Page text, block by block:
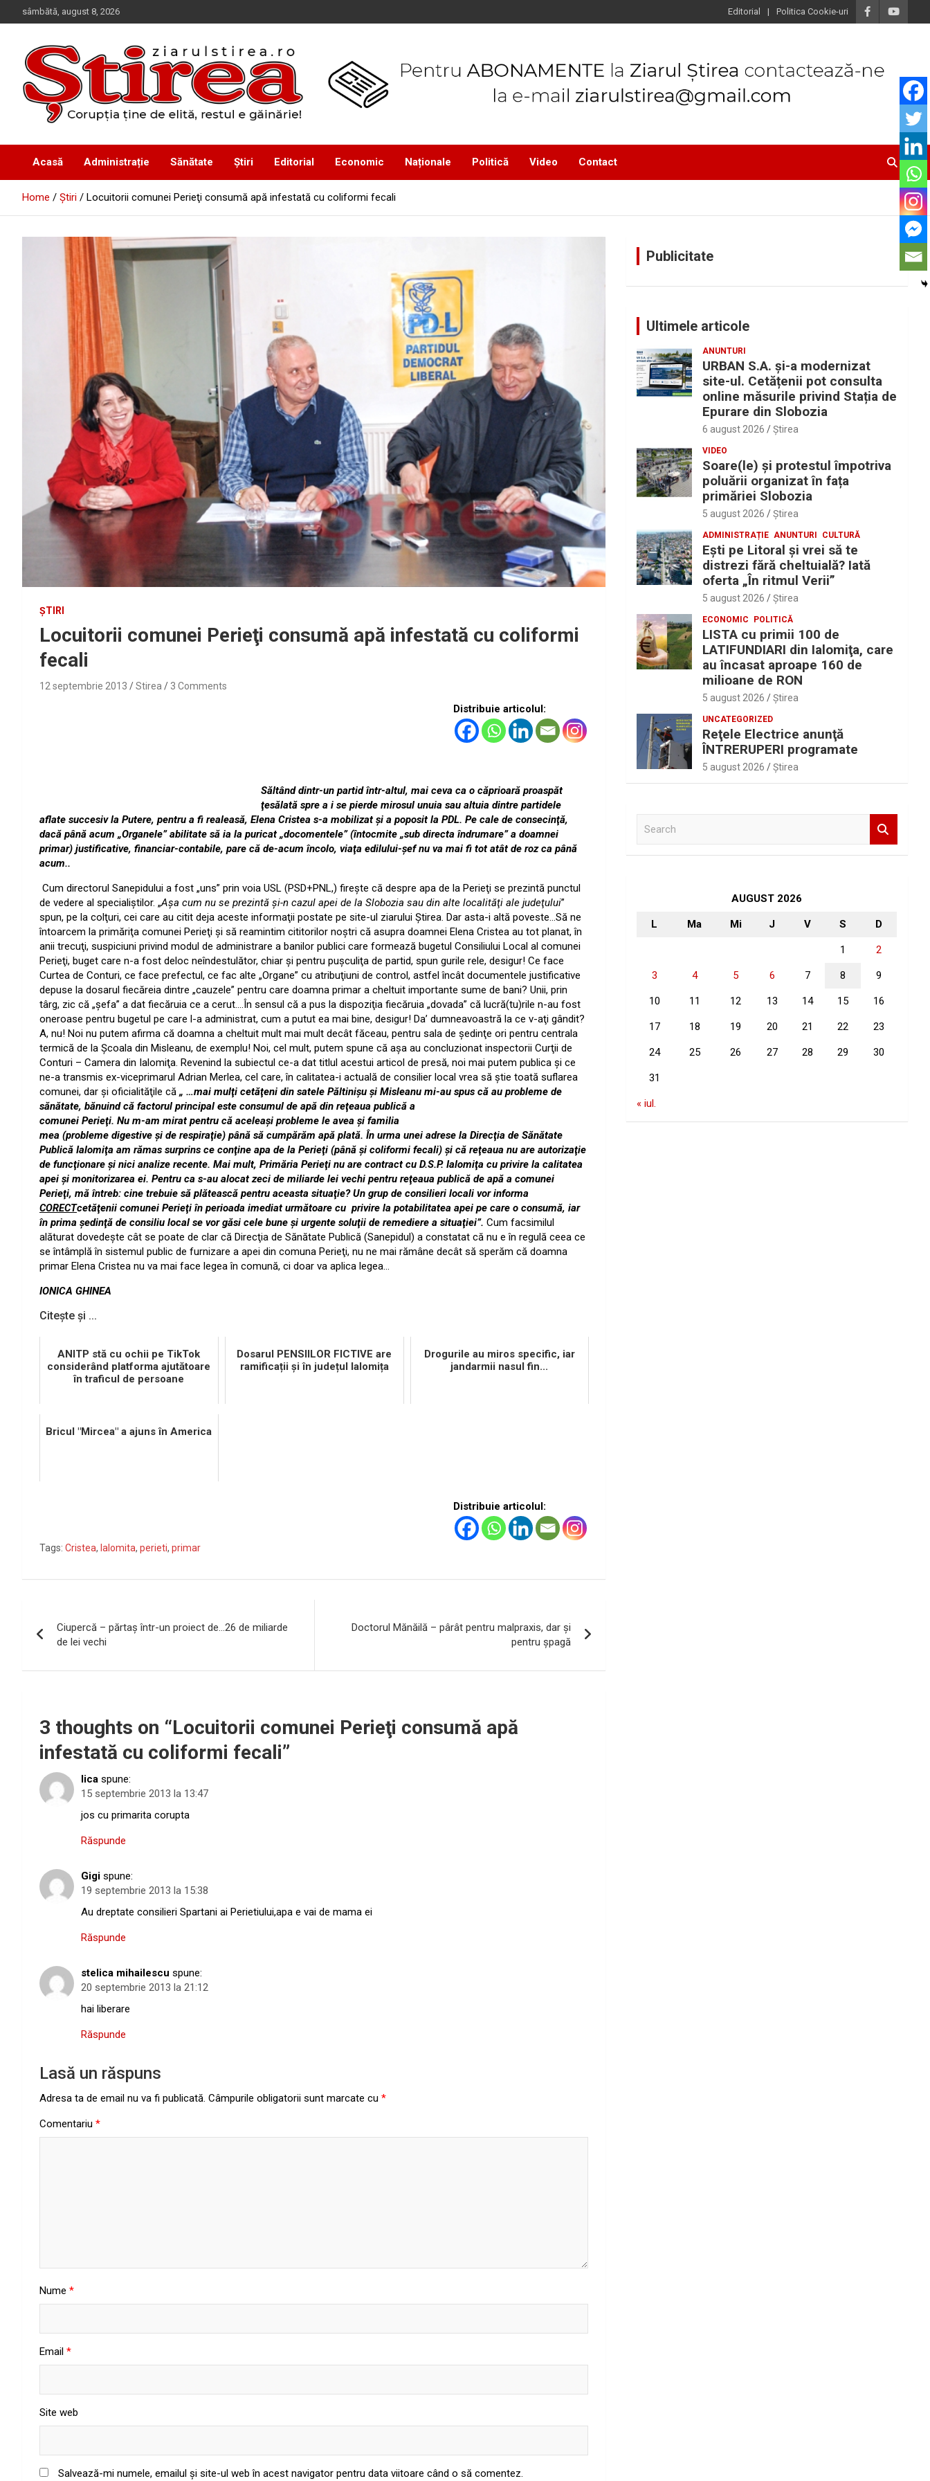
to
sâmbătă, august 8, 2026 Editorial Politica Cookie-uri
Ziarul Știrea
Acasă Administrație Sănătate Știri Editorial Economic Naționale Politică Video Contact
Home Știri Locuitorii comunei Perieţi consumă apă infestată cu coliformi fecali
ȘTIRI
Locuitorii comunei Perieţi consumă apă infestată cu coliformi
fecali
12 septembrie 2013 Stirea 3 Comments
Distribuie articolul:
Săltând dintr-un partid într-altul, mai ceva ca o căprioară proaspăt
ţesălată spre a i se pierde mirosul unuia sau altuia dintre partidele
aflate succesiv la Putere, pentru a fi realeasă, Elena Cristea s-a mobilizat şi a poposit la PDL. Pe cale de consecinţă,
dacă până acum „Organele” abilitate să ia la puricat „docomentele” (întocmite „sub directa îndrumare” a doamnei
primar) justificative, financiar-contabile, pare că de-acum încolo, viaţa edilului-şef nu va mai fi tot atât de roz ca până
acum..
Cum directorul Sanepidului a fost „uns” prin voia USL (PSD+PNL,) fireşte că despre apa de la Perieţi se prezintă punctul
de vedere al specialiştilor. „Aşa cum nu se prezintă şi-n cazul apei de la Slobozia sau din alte localităţi ale judeţului”
spun, pe la colţuri, cei care au citit deja aceste informaţii postate pe site-ul ziarului Ştirea. Dar asta-i altă poveste…Să ne
întoarcem la primăriţa comunei Perieţi şi să reamintim cititorilor noştri că asupra doamnei Elena Cristea au tot planat, în
anii trecuţi, suspiciuni privind modul de administrare a banilor publici care formează bugetul Consiliului Local al comunei
Perieţi, buget care n-a fost deloc neîndestulător, chiar şi pentru puşculiţa de partid, spun gurile rele, desigur! Ce face
Curtea de Conturi, ce face prefectul, ce fac alte „Organe” cu atribuţiuni de control, astfel încât documentele justificative
depuse la dosarul fiecăreia dintre „cauzele” pentru care doamna primar a cheltuit importante sume de bani? Unii, prin
târg, zic că „şefa” a dat fiecăruia ce a cerut….În sensul că a pus la dispoziţia fiecăruia „dovada” că lucră(tu)rile n-au fost
oneroase pentru bugetul pe care l-a administrat, cum a putut ea mai bine, desigur! Da’ dumneavoastră la ce v-aţi gândit?
A, nu! Noi nu putem afirma că doamna a cheltuit mult mai mult decât făceau, pentru sala de şedinţe ori pentru centrala
termică de la Şcoala din Misleanu, de exemplu! Noi, cel mult, putem spune că aşa au concluzionat inspectorii Curţii de
Conturi – Camera din Ialomiţa. Revenind la subiectul ce-a dat titlul acestui articol de presă, noi mai putem publica şi ce
ne-a transmis ex-viceprimarul Adrian Merlea, cel care, în calitatea-i actuală de consilier local vrea să ştie toată suflarea
comunei, dar şi oficialităţile că „ …mai mulţi cetăţeni din satele Păltinişu şi Misleanu mi-au spus că au probleme de
sănătate, bănuind că factorul principal este consumul de apă din reţeaua publică a
comunei Perieţi. Nu m-am mirat pentru că aceleaşi probleme le avea şi familia
mea (probleme digestive şi de respiraţie) până să cumpărăm apă plată. În urma unei adrese la Direcţia de Sănătate
Publică Ialomiţa am rămas surprins ce conţine apa de la Perieţi (până şi coliformi fecali) şi că reţeaua nu are autorizaţie
de funcţionare şi nici analize recente. Mai mult, Primăria Perieţi nu are contract cu D.S.P. Ialomiţa cu privire la calitatea
apei şi monitorizarea ei. Pentru ca s-au alocat zeci de miliarde lei vechi pentru reţeaua publică de apă a comunei
Perieţi, mă întreb: cine trebuie să plătească pentru aceasta situaţie? Un grup de consilieri locali vor informa
CORECTcetăţenii comunei Perieţi în perioada imediat următoare cu privire la potabilitatea apei pe care o consumă, iar
în prima şedinţă de consiliu local se vor găsi cele bune şi urgente soluţii de remediere a situaţiei”. Cum facsimilul
alăturat dovedeşte cât se poate de clar că Direcţia de Sănătate Publică (Sanepidul) a constatat că nu e în regulă ceea ce
se întâmplă în sistemul public de furnizare a apei din comuna Perieţi, nu ne mai rămâne decât să sperăm că doamna
primar Elena Cristea nu va mai face legea în comună, ci doar va aplica legea…
IONICA GHINEA
Citește și ...
ANITP stă cu ochii pe TikTok
considerând platforma ajutătoare
în traficul de persoane
Dosarul PENSIILOR FICTIVE are
ramificații și în județul Ialomița
Drogurile au miros specific, iar
jandarmii nasul fin...
Bricul "Mircea" a ajuns în America
Distribuie articolul:
Tags: Cristea, Ialomita, perieti, primar
în
articole
Ciupercă – părtaş într-un proiect de…26 de miliarde
de lei vechi
Doctorul Mănăilă – pârât pentru malpraxis, dar şi
pentru şpagă
3 thoughts on “Locuitorii comunei Perieţi consumă apă
infestată cu coliformi fecali”
lica spune:
15 septembrie 2013 la 13:47
jos cu primarita corupta
Răspunde
Gigi spune:
19 septembrie 2013 la 15:38
Au dreptate consilieri Spartani ai Perietiului,apa e vai de mama ei
Răspunde
stelica mihailescu spune:
20 septembrie 2013 la 21:12
hai liberare
Răspunde
Lasă un răspuns
Adresa ta de email nu va fi publicată. Câmpurile obligatorii sunt marcate cu *
Comentariu *
Nume *
Email *
Site web
Salvează-mi numele, emailul și site-ul web în acest navigator pentru data viitoare când o să comentez.
Publicitate
Ultimele articole
ANUNTURI
URBAN S.A. și-a modernizat
site-ul. Cetățenii pot consulta
online măsurile privind Stația de
Epurare din Slobozia
6 august 2026 Ştirea
VIDEO
Soare(le) și protestul împotriva
poluării organizat în fața
primăriei Slobozia
5 august 2026 Ştirea
ADMINISTRAȚIE ANUNTURI CULTURĂ
Eşti pe Litoral şi vrei să te
distrezi fără cheltuială? Iată
oferta „În ritmul Verii”
5 august 2026 Ştirea
ECONOMIC POLITICĂ
LISTA cu primii 100 de
LATIFUNDIARI din Ialomiţa, care
au încasat aproape 160 de
milioane de RON
5 august 2026 Ştirea
UNCATEGORIZED
Reţele Electrice anunţă
ÎNTRERUPERI programate
5 august 2026 Ştirea
AUGUST 2026
L Ma Mi J V S D
1 2
3 4 5 6 7 8 9
10 11 12 13 14 15 16
17 18 19 20 21 22 23
24 25 26 27 28 29 30
31
« iul.